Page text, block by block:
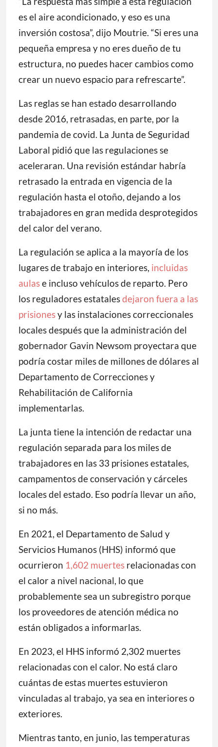
es el aire acondicionado, y eso es una
inversión costosa”, dijo Moutrie. “Si eres una
pequeña empresa y no eres dueño de tu
estructura, no puedes hacer cambios como
crear un nuevo espacio para refrescarte”.
Las reglas se han estado desarrollando
desde 2016, retrasadas, en parte, por la
pandemia de covid. La Junta de Seguridad
Laboral pidió que las regulaciones se
aceleraran. Una revisión estándar habría
retrasado la entrada en vigencia de la
regulación hasta el otoño, dejando a los
trabajadores en gran medida desprotegidos
del calor del verano.
La regulación se aplica a la mayoría de los
lugares de trabajo en interiores, incluidas
aulase incluso vehículos de reparto. Pero
los reguladores estatalesdejaron fuera a las
prisionesy las instalaciones correccionales
locales después que la administración del
gobernador Gavin Newsom proyectara que
podría costar miles de millones de dólares al
Departamento de Correcciones y
Rehabilitación de California
implementarlas.
La junta tiene la intención de redactar una
regulación separada para los miles de
trabajadores en las 33 prisiones estatales,
campamentos de conservación y cárceles
locales del estado. Eso podría llevar un año,
si no más.
En 2021, el Departamento de Salud y
Servicios Humanos (HHS) informó que
ocurrieron 1,602 muertesrelacionadas con
el calor a nivel nacional, lo que
probablemente sea un subregistro porque
los proveedores de atención médica no
están obligados a informarlas.
En 2023, el HHS informó 2,302 muertes
relacionadas con el calor. No está claro
cuántas de estas muertes estuvieron
vinculadas al trabajo, ya sea en interiores o
exteriores.
Mientras tanto, en junio, las temperaturas